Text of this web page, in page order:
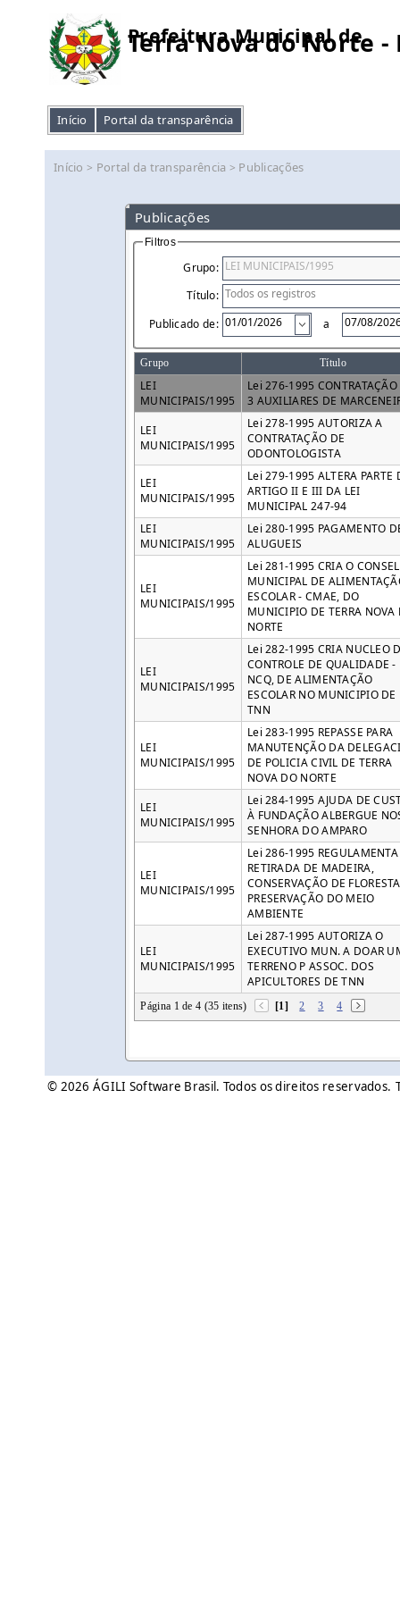
Prefeitura Municipal de
Terra Nova do Norte -
Início Portal da transparência
Início > Portal da transparência > Publicações
Publicações
Filtros
Grupo:
Título:
Publicado de:
a
Grupo Título
LEI
MUNICIPAIS/1995
Lei 276-1995 CONTRATAÇÃO
3 AUXILIARES DE
LEI
MUNICIPAIS/1995
Lei 278-1995 AUTORIZA A
CONTRATAÇÃO DE
ODONTOLOGISTA
LEI
MUNICIPAIS/1995
Lei 279-1995 ALTERA PARTE
ARTIGO II E III DA LEI
MUNICIPAL 247-94
LEI
MUNICIPAIS/1995
Lei 280-1995 PAGAMENTO
ALUGUEIS
LEI
MUNICIPAIS/1995
Lei 281-1995 CRIA O
MUNICIPAL DE
ESCOLAR - CMAE, DO
MUNICIPIO DE TERRA NOVA
NORTE
LEI
MUNICIPAIS/1995
Lei 282-1995 CRIA NUCLEO
CONTROLE DE QUALIDADE -
NCQ, DE ALIMENTAÇÃO
ESCOLAR NO MUNICIPIO DE
TNN
LEI
MUNICIPAIS/1995
Lei 283-1995 REPASSE PARA
MANUTENÇÃO DA
DE POLICIA CIVIL DE TERRA
NOVA DO NORTE
LEI
MUNICIPAIS/1995
Lei 284-1995 AJUDA DE
À FUNDAÇÃO ALBERGUE
SENHORA DO AMPARO
LEI
MUNICIPAIS/1995
Lei 286-1995
RETIRADA DE MADEIRA,
CONSERVAÇÃO DE
PRESERVAÇÃO DO MEIO
AMBIENTE
LEI
MUNICIPAIS/1995
Lei 287-1995 AUTORIZA O
EXECUTIVO MUN. A DOAR
TERRENO P ASSOC. DOS
APICULTORES DE TNN
Página 1 de 4 (35 itens) [1] 2 3 4
© 2026 ÁGILI Software Brasil. Todos os direitos reservados.